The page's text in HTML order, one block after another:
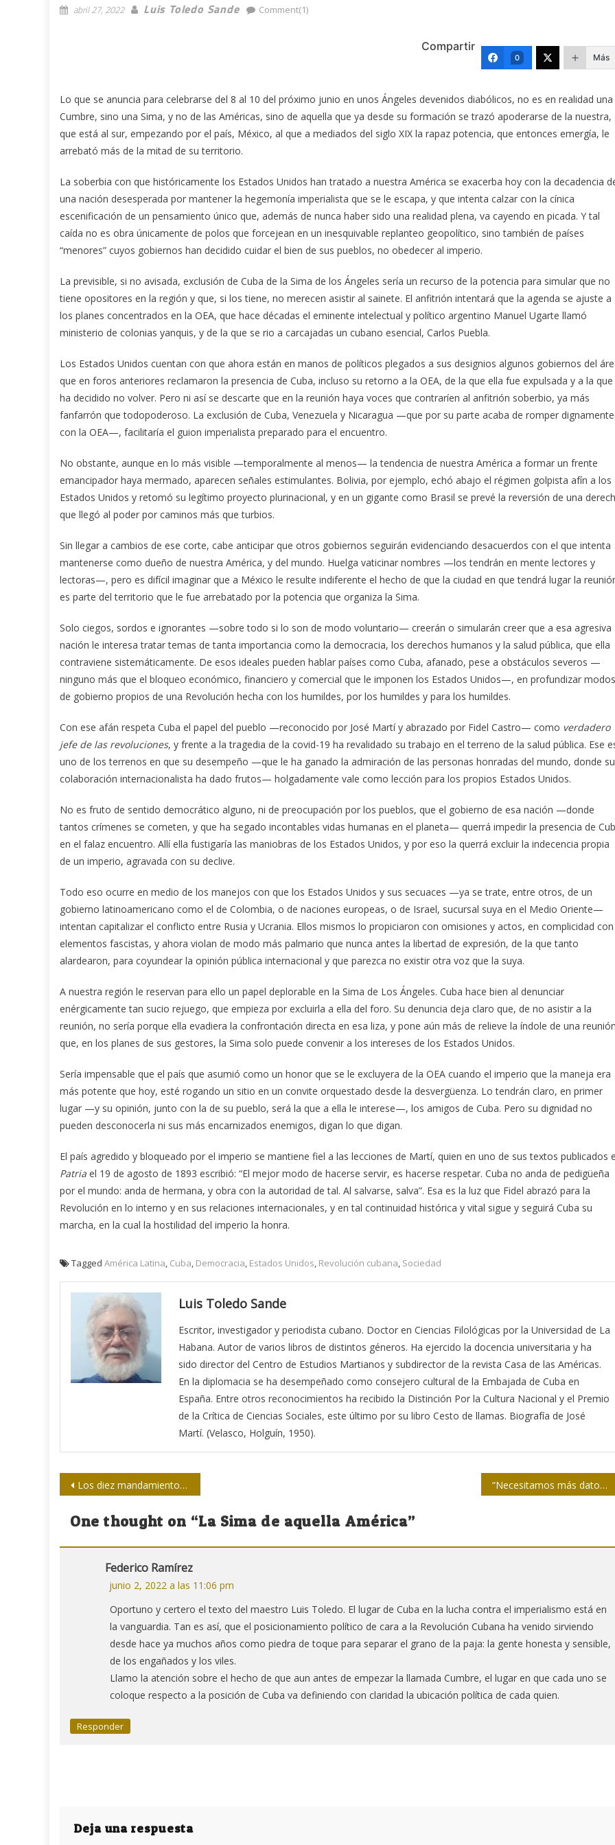
abril 27, 2022 Luis Toledo Sande Comment(1)
Compartir
0 Más
Lo que se anuncia para celebrarse del 8 al 10 del próximo junio en unos Ángeles devenidos diabólicos, no es en realidad una
Cumbre, sino una Sima, y no de las Américas, sino de aquella que ya desde su formación se trazó apoderarse de la nuestra,
que está al sur, empezando por el país, México, al que a mediados del siglo XIX la rapaz potencia, que entonces emergía, le
arrebató más de la mitad de su territorio.
La soberbia con que históricamente los Estados Unidos han tratado a nuestra América se exacerba hoy con la decadencia
una nación desesperada por mantener la hegemonía imperialista que se le escapa, y que intenta calzar con la cínica
escenificación de un pensamiento único que, además de nunca haber sido una realidad plena, va cayendo en picada. Y tal
caída no es obra únicamente de polos que forcejean en un inesquivable replanteo geopolítico, sino también de países
“menores” cuyos gobiernos han decidido cuidar el bien de sus pueblos, no obedecer al imperio.
La previsible, si no avisada, exclusión de Cuba de la Sima de los Ángeles sería un recurso de la potencia para simular que no
tiene opositores en la región y que, si los tiene, no merecen asistir al sainete. El anfitrión intentará que la agenda se ajuste a
los planes concentrados en la OEA, que hace décadas el eminente intelectual y político argentino Manuel Ugarte llamó
ministerio de colonias yanquis, y de la que se rio a carcajadas un cubano esencial, Carlos Puebla.
Los Estados Unidos cuentan con que ahora están en manos de políticos plegados a sus designios algunos gobiernos del
que en foros anteriores reclamaron la presencia de Cuba, incluso su retorno a la OEA, de la que ella fue expulsada y a la que
ha decidido no volver. Pero ni así se descarte que en la reunión haya voces que contraríen al anfitrión soberbio, ya más
fanfarrón que todopoderoso. La exclusión de Cuba, Venezuela y Nicaragua —que por su parte acaba de romper dignamente
con la OEA—, facilitaría el guion imperialista preparado para el encuentro.
No obstante, aunque en lo más visible —temporalmente al menos— la tendencia de nuestra América a formar un frente
emancipador haya mermado, aparecen señales estimulantes. Bolivia, por ejemplo, echó abajo el régimen golpista afín a los
Estados Unidos y retomó su legítimo proyecto plurinacional, y en un gigante como Brasil se prevé la reversión de una
que llegó al poder por caminos más que turbios.
Sin llegar a cambios de ese corte, cabe anticipar que otros gobiernos seguirán evidenciando desacuerdos con el que intenta
mantenerse como dueño de nuestra América, y del mundo. Huelga vaticinar nombres —los tendrán en mente lectores y
lectoras—, pero es difícil imaginar que a México le resulte indiferente el hecho de que la ciudad en que tendrá lugar la
es parte del territorio que le fue arrebatado por la potencia que organiza la Sima.
Solo ciegos, sordos e ignorantes —sobre todo si lo son de modo voluntario— creerán o simularán creer que a esa agresiva
nación le interesa tratar temas de tanta importancia como la democracia, los derechos humanos y la salud pública, que ella
contraviene sistemáticamente. De esos ideales pueden hablar países como Cuba, afanado, pese a obstáculos severos —
ninguno más que el bloqueo económico, financiero y comercial que le imponen los Estados Unidos—, en profundizar modos
de gobierno propios de una Revolución hecha con los humildes, por los humildes y para los humildes.
Con ese afán respeta Cuba el papel del pueblo —reconocido por José Martí y abrazado por Fidel Castro— como verdadero
jefe de las revoluciones, y frente a la tragedia de la covid-19 ha revalidado su trabajo en el terreno de la salud pública. Ese
uno de los terrenos en que su desempeño —que le ha ganado la admiración de las personas honradas del mundo, donde su
colaboración internacionalista ha dado frutos— holgadamente vale como lección para los propios Estados Unidos.
No es fruto de sentido democrático alguno, ni de preocupación por los pueblos, que el gobierno de esa nación —donde
tantos crímenes se cometen, y que ha segado incontables vidas humanas en el planeta— querrá impedir la presencia de
en el falaz encuentro. Allí ella fustigaría las maniobras de los Estados Unidos, y por eso la querrá excluir la indecencia propia
de un imperio, agravada con su declive.
Todo eso ocurre en medio de los manejos con que los Estados Unidos y sus secuaces —ya se trate, entre otros, de un
gobierno latinoamericano como el de Colombia, o de naciones europeas, o de Israel, sucursal suya en el Medio Oriente—
intentan capitalizar el conflicto entre Rusia y Ucrania. Ellos mismos lo propiciaron con omisiones y actos, en complicidad con
elementos fascistas, y ahora violan de modo más palmario que nunca antes la libertad de expresión, de la que tanto
alardearon, para coyundear la opinión pública internacional y que parezca no existir otra voz que la suya.
A nuestra región le reservan para ello un papel deplorable en la Sima de Los Ángeles. Cuba hace bien al denunciar
enérgicamente tan sucio rejuego, que empieza por excluirla a ella del foro. Su denuncia deja claro que, de no asistir a la
reunión, no sería porque ella evadiera la confrontación directa en esa liza, y pone aún más de relieve la índole de una
que, en los planes de sus gestores, la Sima solo puede convenir a los intereses de los Estados Unidos.
Sería impensable que el país que asumió como un honor que se le excluyera de la OEA cuando el imperio que la maneja era
más potente que hoy, esté rogando un sitio en un convite orquestado desde la desvergüenza. Lo tendrán claro, en primer
lugar —y su opinión, junto con la de su pueblo, será la que a ella le interese—, los amigos de Cuba. Pero su dignidad no
pueden desconocerla ni sus más encarnizados enemigos, digan lo que digan.
El país agredido y bloqueado por el imperio se mantiene fiel a las lecciones de Martí, quien en uno de sus textos publicados
Patria el 19 de agosto de 1893 escribió: “El mejor modo de hacerse servir, es hacerse respetar. Cuba no anda de pedigüeña
por el mundo: anda de hermana, y obra con la autoridad de tal. Al salvarse, salva”. Esa es la luz que Fidel abrazó para la
Revolución en lo interno y en sus relaciones internacionales, y en tal continuidad histórica y vital sigue y seguirá Cuba su
marcha, en la cual la hostilidad del imperio la honra.
Tagged América Latina, Cuba, Democracia, Estados Unidos, Revolución cubana, Sociedad
Luis Toledo Sande
Escritor, investigador y periodista cubano. Doctor en Ciencias Filológicas por la Universidad de La
Habana. Autor de varios libros de distintos géneros. Ha ejercido la docencia universitaria y ha
sido director del Centro de Estudios Martianos y subdirector de la revista Casa de las Américas.
En la diplomacia se ha desempeñado como consejero cultural de la Embajada de Cuba en
España. Entre otros reconocimientos ha recibido la Distinción Por la Cultura Nacional y el Premio
de la Crítica de Ciencias Sociales, este último por su libro Cesto de llamas. Biografía de José
Martí. (Velasco, Holguín, 1950).
Navegación
de
Los diez mandamientos de la propaganda bélica “Necesitamos más datos en la inmunoterapia contra el cáncer”
One thought on “La Sima de aquella América”
Federico Ramírez
junio 2, 2022 a las 11:06 pm
Oportuno y certero el texto del maestro Luis Toledo. El lugar de Cuba en la lucha contra el imperialismo está en
la vanguardia. Tan es así, que el posicionamiento político de cara a la Revolución Cubana ha venido sirviendo
desde hace ya muchos años como piedra de toque para separar el grano de la paja: la gente honesta y sensible,
de los engañados y los viles.
Llamo la atención sobre el hecho de que aun antes de empezar la llamada Cumbre, el lugar en que cada uno se
coloque respecto a la posición de Cuba va definiendo con claridad la ubicación política de cada quien.
Responder
Deja una respuesta